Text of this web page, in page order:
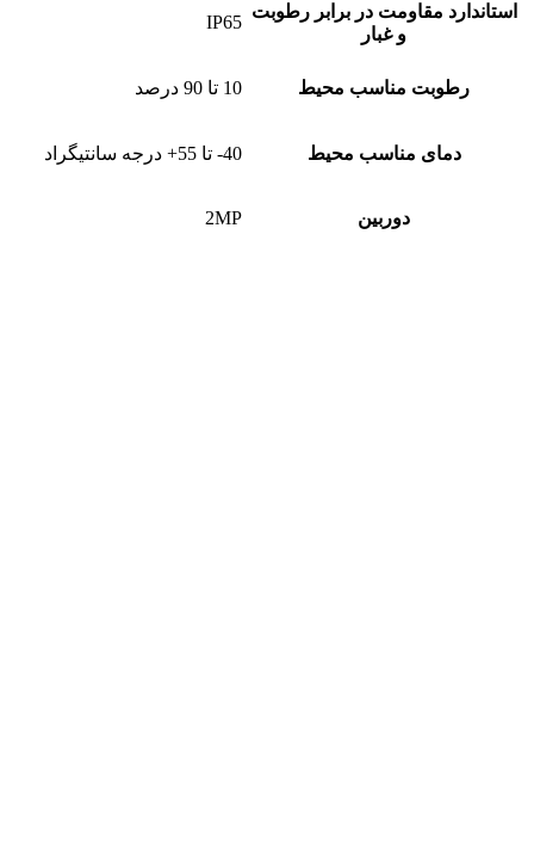
استاندارد مقاومت در برابر رطوبت
و غبار
IP65
رطوبت مناسب محیط 10 تا 90 درصد
دمای مناسب محیط 40- تا 55+ درجه سانتیگراد
دوربین 2MP